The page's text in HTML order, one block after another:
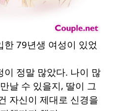
79년생 여성이 있었
이 정말 많았다. 나이 많
날 수 있을지, 딸이 그
자신이 제대로 신경을